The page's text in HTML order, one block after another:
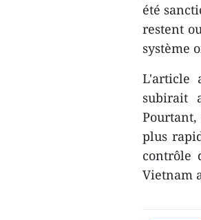
été
restent
système
L'article
subirait
plus
contrôle
Vietnam